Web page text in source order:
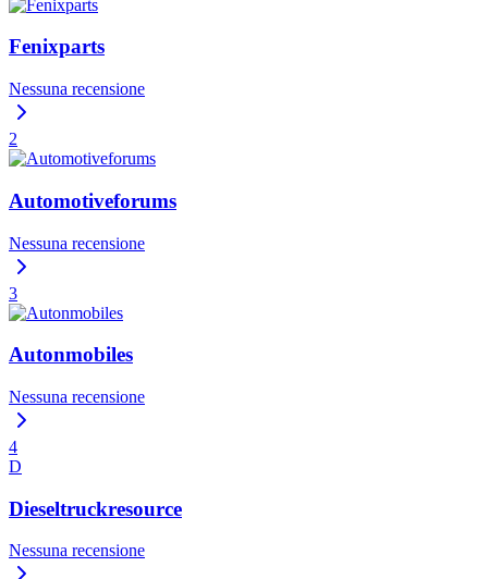
Fenixparts
Nessuna recensione
2
Automotiveforums
Nessuna recensione
3
Autonmobiles
Nessuna recensione
4
D
Dieseltruckresource
Nessuna recensione